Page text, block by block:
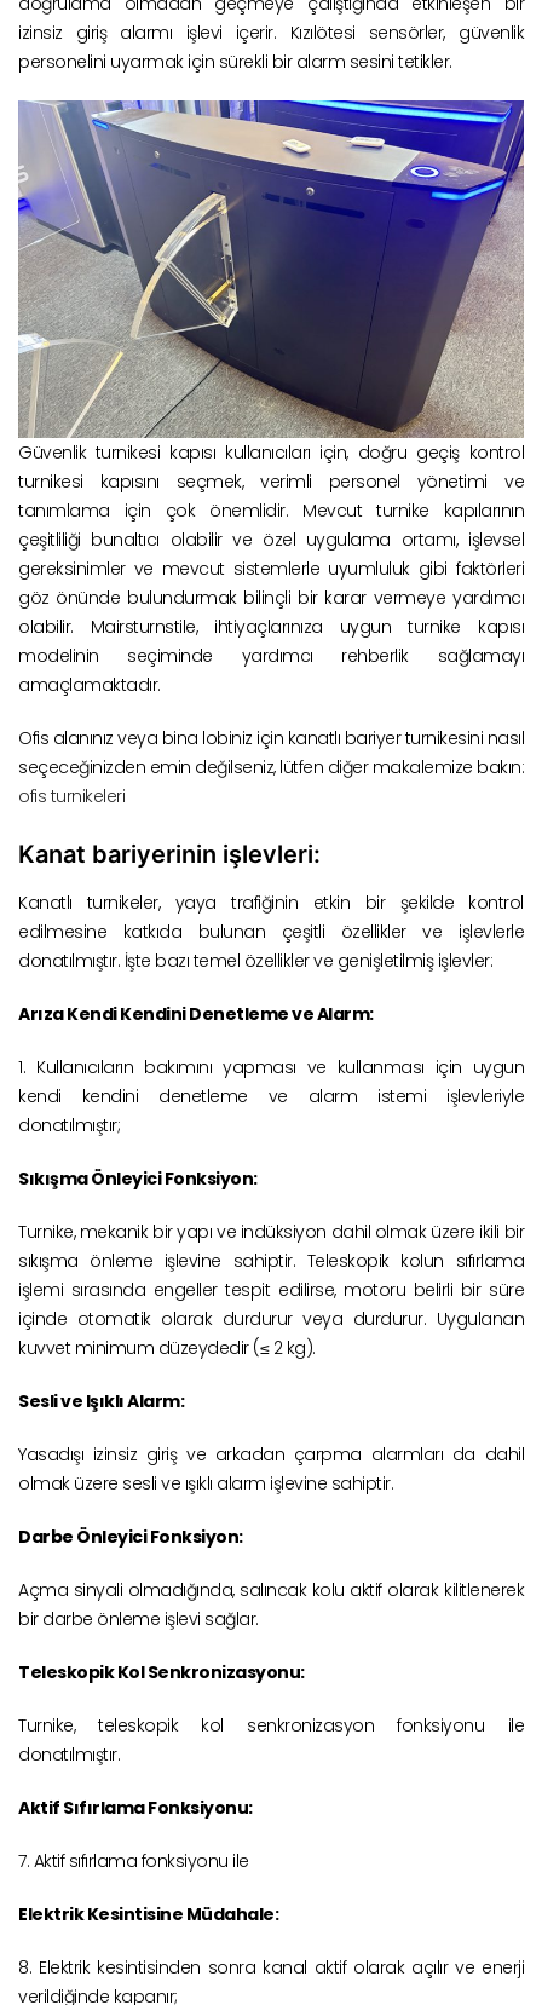
izinsiz giriş alarmı işlevi içerir. Kızılötesi sensörler, güvenlik
personelini uyarmak için sürekli bir alarm sesini tetikler.
Güvenlik turnikesi kapısı kullanıcıları için, doğru geçiş kontrol
turnikesi kapısını seçmek, verimli personel yönetimi ve
tanımlama için çok önemlidir. Mevcut turnike kapılarının
çeşitliliği bunaltıcı olabilir ve özel uygulama ortamı, işlevsel
gereksinimler ve mevcut sistemlerle uyumluluk gibi faktörleri
göz önünde bulundurmak bilinçli bir karar vermeye yardımcı
olabilir. Mairsturnstile, ihtiyaçlarınıza uygun turnike kapısı
modelinin seçiminde yardımcı rehberlik sağlamayı
amaçlamaktadır.
Ofis alanınız veya bina lobiniz için kanatlı bariyer turnikesini nasıl
seçeceğinizden emin değilseniz, lütfen diğer makalemize bakın:
ofis turnikeleri
Kanat bariyerinin işlevleri:
Kanatlı turnikeler, yaya trafiğinin etkin bir şekilde kontrol
edilmesine katkıda bulunan çeşitli özellikler ve işlevlerle
donatılmıştır. İşte bazı temel özellikler ve genişletilmiş işlevler:
Arıza Kendi Kendini Denetleme ve Alarm:
1. Kullanıcıların bakımını yapması ve kullanması için uygun
kendi kendini denetleme ve alarm istemi işlevleriyle
donatılmıştır;
Sıkışma Önleyici Fonksiyon:
Turnike, mekanik bir yapı ve indüksiyon dahil olmak üzere ikili bir
sıkışma önleme işlevine sahiptir. Teleskopik kolun sıfırlama
işlemi sırasında engeller tespit edilirse, motoru belirli bir süre
içinde otomatik olarak durdurur veya durdurur. Uygulanan
kuvvet minimum düzeydedir (≤ 2 kg).
Sesli ve Işıklı Alarm:
Yasadışı izinsiz giriş ve arkadan çarpma alarmları da dahil
olmak üzere sesli ve ışıklı alarm işlevine sahiptir.
Darbe Önleyici Fonksiyon:
Açma sinyali olmadığında, salıncak kolu aktif olarak kilitlenerek
bir darbe önleme işlevi sağlar.
Teleskopik Kol Senkronizasyonu:
Turnike, teleskopik kol senkronizasyon fonksiyonu ile
donatılmıştır.
Aktif Sıfırlama Fonksiyonu:
7. Aktif sıfırlama fonksiyonu ile
Elektrik Kesintisine Müdahale:
8. Elektrik kesintisinden sonra kanal aktif olarak açılır ve enerji
verildiğinde kapanır;